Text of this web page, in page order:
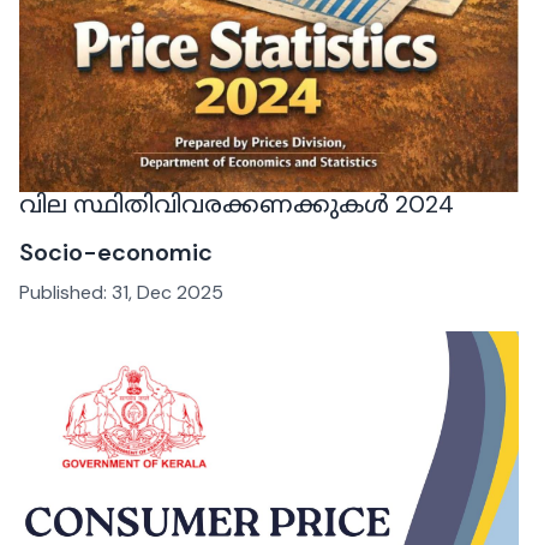
വില സ്ഥിതിവിവരക്കണക്കുകൾ 2024
Socio-economic
Published: 31, Dec 2025